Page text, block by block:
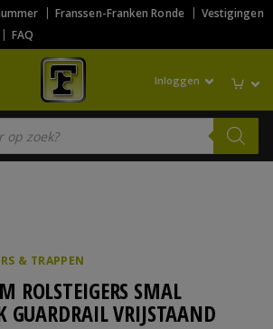
Franssen-Franken Ronde
Vestigingen
FAQ
Inloggen
& TRAPPEN
ROLSTEIGERS SMAL
GUARDRAIL VRIJSTAAND